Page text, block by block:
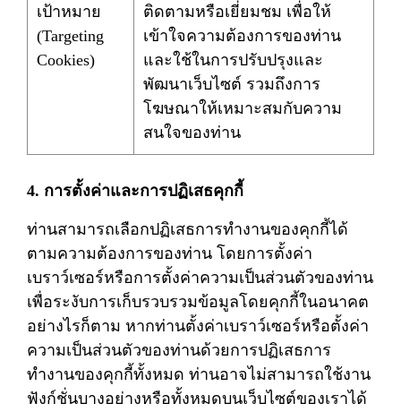
เป้าหมาย
(Targeting
Cookies)
ติดตามหรือเยี่ยมชม เพื่อให้
เข้าใจความต้องการของท่าน
และใช้ในการปรับปรุงและ
พัฒนาเว็บไซต์ รวมถึงการ
โฆษณาให้เหมาะสมกับความ
สนใจของท่าน
4. การตั้งค่าและการปฏิเสธคุกกี้
ท่านสามารถเลือกปฏิเสธการทำงานของคุกกี้ได้
ตามความต้องการของท่าน โดยการตั้งค่า
เบราว์เซอร์หรือการตั้งค่าความเป็นส่วนตัวของท่าน
เพื่อระงับการเก็บรวบรวมข้อมูลโดยคุกกี้ในอนาคต
อย่างไรก็ตาม หากท่านตั้งค่าเบราว์เซอร์หรือตั้งค่า
ความเป็นส่วนตัวของท่านด้วยการปฏิเสธการ
ทำงานของคุกกี้ทั้งหมด ท่านอาจไม่สามารถใช้งาน
ฟังก์ชั่นบางอย่างหรือทั้งหมดบนเว็บไซต์ของเราได้